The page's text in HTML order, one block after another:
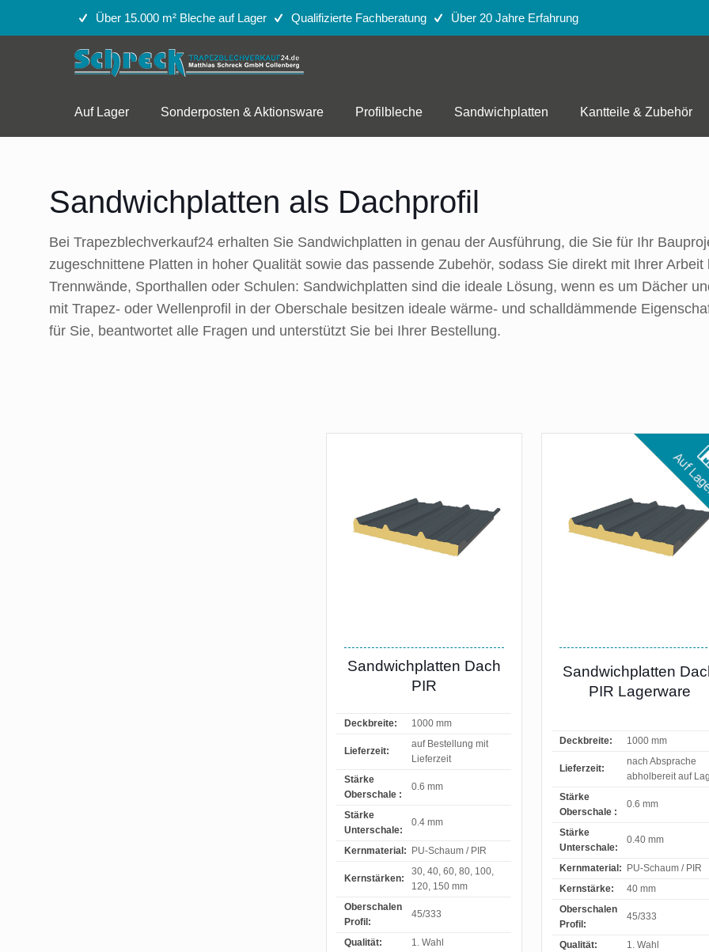
Über 15.000 m² Bleche auf Lager Qualifizierte Fachberatung Über 20 Jahre Erfahrung
Auf Lager Sonderposten & Aktionsware Profilbleche Sandwichplatten Kantteile & Zubehör
Sandwichplatten als Dachprofil
Bei Trapezblechverkauf24 erhalten Sie Sandwichplatten in genau der Ausführung, die Sie für Ihr
zugeschnittene Platten in hoher Qualität sowie das passende Zubehör, sodass Sie direkt mit Ihrer
Trennwände, Sporthallen oder Schulen: Sandwichplatten sind die ideale Lösung, wenn es um Dächer
mit Trapez- oder Wellenprofil in der Oberschale besitzen ideale wärme- und schalldämmende
für Sie, beantwortet alle Fragen und unterstützt Sie bei Ihrer Bestellung.
Sandwichplatten Dach
PIR
Deckbreite: 1000 mm
Lieferzeit:
auf Bestellung mit
Lieferzeit
Stärke
Oberschale :
0.6 mm
Stärke
Unterschale:
0.4 mm
Kernmaterial: PU-Schaum / PIR
Kernstärken:
30, 40, 60, 80, 100,
120, 150 mm
Oberschalen
Profil:
45/333
Qualität: 1. Wahl
Sandwichplatten
PIR Lagerware
Deckbreite: 1000 mm
Lieferzeit:
nach Absprache
abholbereit auf
Stärke
Oberschale :
0.6 mm
Stärke
Unterschale:
0.40 mm
Kernmaterial: PU-Schaum / PIR
Kernstärke:
40 mm
Oberschalen
Profil:
45/333
Qualität: 1. Wahl